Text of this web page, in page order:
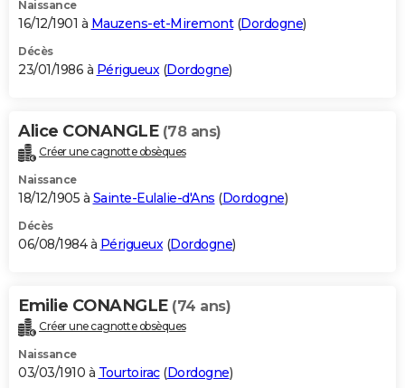
Naissance
16/12/1901 à Mauzens-et-Miremont(Dordogne)
Décès
23/01/1986 à Périgueux(Dordogne)
Alice CONANGLE (78 ans)
Créer une cagnotte obsèques
Naissance
18/12/1905 à Sainte-Eulalie-d'Ans (Dordogne)
Décès
06/08/1984 à Périgueux(Dordogne)
Emilie CONANGLE (74 ans)
Créer une cagnotte obsèques
Naissance
03/03/1910 à Tourtoirac(Dordogne)